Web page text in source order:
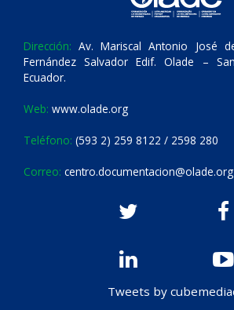
Dirección: Av. Mariscal Antonio José
Fernández Salvador Edif. Olade –
Ecuador.
Web: www.olade.org
Teléfono: (593 2) 259 8122 / 2598 280
Correo: centro.documentacion@olade.org
Tweets by